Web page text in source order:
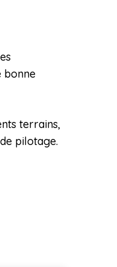
bonne
terrains,
pilotage.